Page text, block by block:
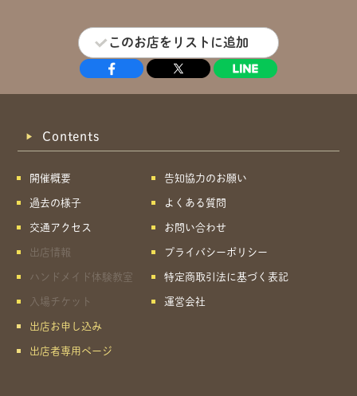
このお店をリストに追加
Contents
開催概要
過去の様子
交通アクセス
出店情報
ハンドメイド体験教室
入場チケット
出店お申し込み
出店者専用ページ
告知協力のお願い
よくある質問
お問い合わせ
プライバシーポリシー
特定商取引法に基づく表記
運営会社